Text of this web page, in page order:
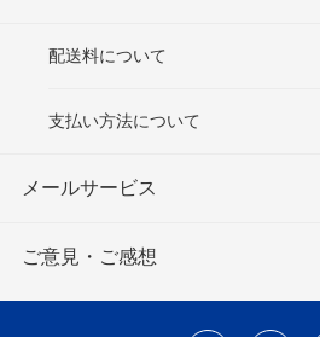
配送料について
支払い方法について
メールサービス
ご意見・ご感想